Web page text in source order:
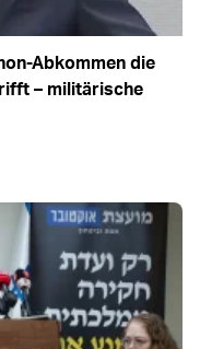
Abkommen die
– militärische